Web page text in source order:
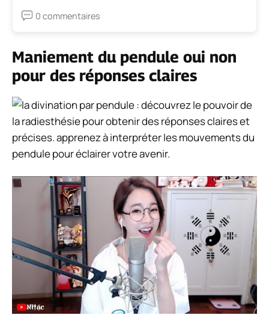
0 commentaires
Maniement du pendule oui non
pour des réponses claires